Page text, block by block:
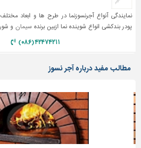
ماشین
آلات
برقی،روشنایی،ایمنی
سازی
نمایندگی آنواع آجرنسوزنما در طرح ها و ابعاد
پودر بندکشی انواع شوینده نما ازبین برنده سیمان و
۴۲۴۷۴۲۱۱ (۰۸۶)
مطالب مفید درباره آجر نسوز